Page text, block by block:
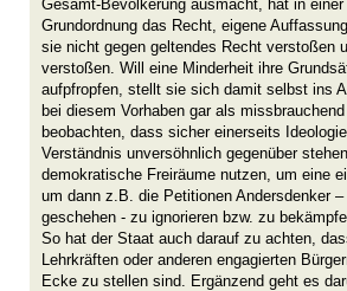
Gesamt-Bevölkerung ausmacht, hat in
Grundordnung das Recht, eigene
sie nicht gegen geltendes Recht verstoßen
verstoßen. Will eine Minderheit ihre
aufpfropfen, stellt sie sich damit selbst ins
bei diesem Vorhaben gar als
beobachten, dass sicher einerseits
Verständnis unversöhnlich gegenüber
demokratische Freiräume nutzen, um eine
um dann z.B. die Petitionen Andersdenker
geschehen - zu ignorieren bzw. zu
So hat der Staat auch darauf zu achten,
Lehrkräften oder anderen engagierten
Ecke zu stellen sind. Ergänzend geht es